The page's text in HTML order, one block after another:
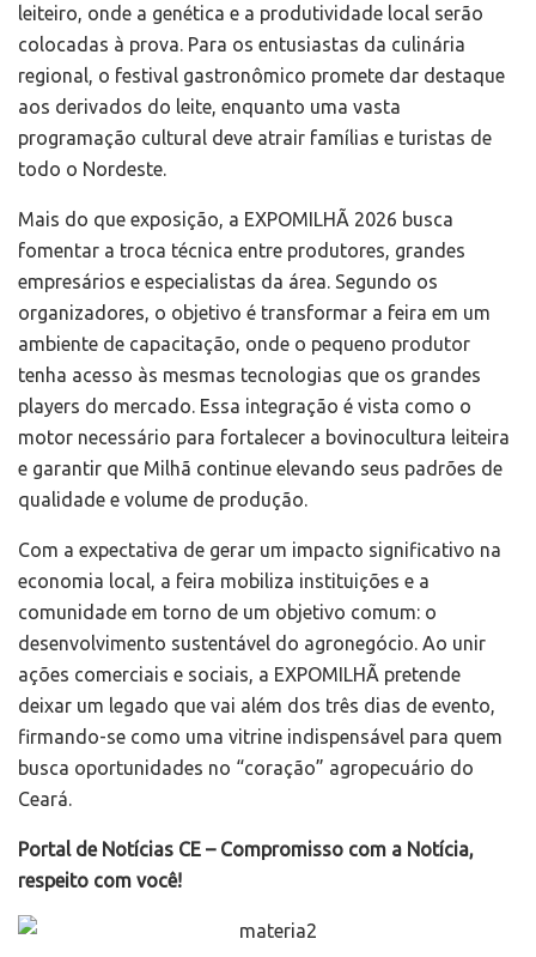
leiteiro, onde a genética e a produtividade local serão
colocadas à prova. Para os entusiastas da culinária
regional, o festival gastronômico promete dar destaque
aos derivados do leite, enquanto uma vasta
programação cultural deve atrair famílias e turistas de
todo o Nordeste.
Mais do que exposição, a EXPOMILHÃ 2026 busca
fomentar a troca técnica entre produtores, grandes
empresários e especialistas da área. Segundo os
organizadores, o objetivo é transformar a feira em um
ambiente de capacitação, onde o pequeno produtor
tenha acesso às mesmas tecnologias que os grandes
players do mercado. Essa integração é vista como o
motor necessário para fortalecer a bovinocultura leiteira
e garantir que Milhã continue elevando seus padrões de
qualidade e volume de produção.
Com a expectativa de gerar um impacto significativo na
economia local, a feira mobiliza instituições e a
comunidade em torno de um objetivo comum: o
desenvolvimento sustentável do agronegócio. Ao unir
ações comerciais e sociais, a EXPOMILHÃ pretende
deixar um legado que vai além dos três dias de evento,
firmando-se como uma vitrine indispensável para quem
busca oportunidades no “coração” agropecuário do
Ceará.
Portal de Notícias CE – Compromisso com a Notícia,
respeito com você!